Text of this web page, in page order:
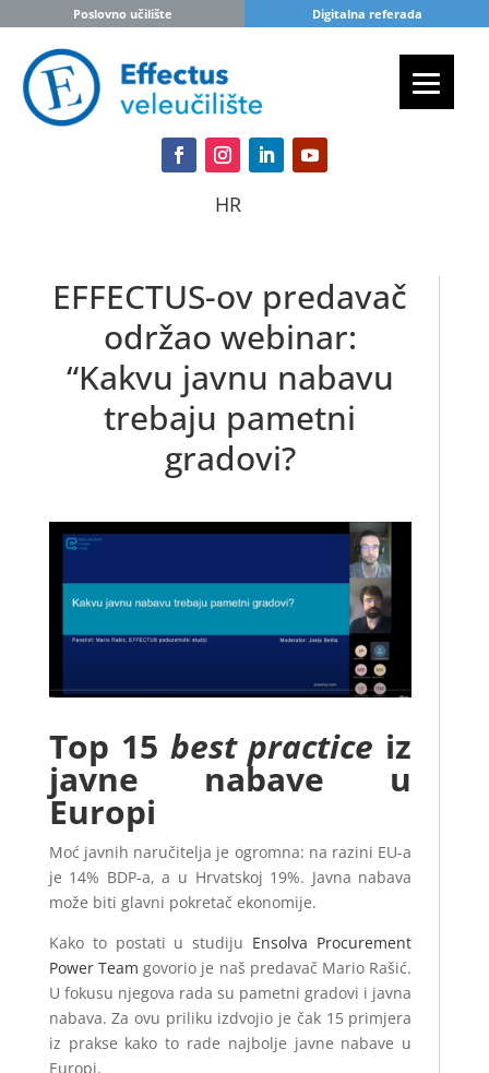
Poslovno učilište Digitalna referada
HR
EFFECTUS-ov predavač
održao webinar:
“Kakvu javnu nabavu
trebaju pametni
gradovi?
Top 15 best practice iz
javne nabave u
Europi
Moć javnih naručitelja je ogromna: na razini EU-a
je 14% BDP-a, a u Hrvatskoj 19%. Javna nabava
može biti glavni pokretač ekonomije.
Kako to postati u studiju Ensolva Procurement
Power Team govorio je naš predavač Mario Rašić.
U fokusu njegova rada su pametni gradovi i javna
nabava. Za ovu priliku izdvojio je čak 15 primjera
iz prakse kako to rade najbolje javne nabave u
Europi.